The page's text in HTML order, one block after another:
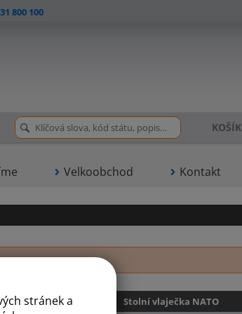
stránek a
800 100
Velkoobchod Kontakt
KOŠÍK
Stolní vlaječka NATO